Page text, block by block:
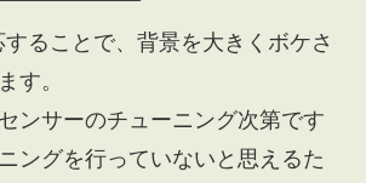
することで、背景を大きくボケさ
す。
ンサーのチューニング次第です
ングを行っていないと思えるた